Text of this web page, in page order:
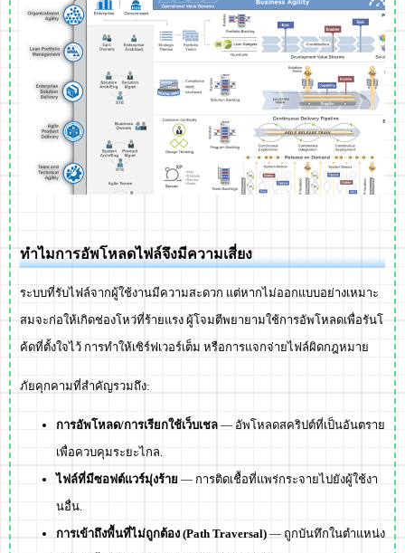
ทำไมการอัพโหลดไฟล์จึงมีความเสี่ยง
ระบบที่รับไฟล์จากผู้ใช้งานมีความสะดวก แต่หากไม่ออกแบบอย่างเหมาะ
สมจะก่อให้เกิดช่องโหว่ที่ร้ายแรง ผู้โจมตีพยายามใช้การอัพโหลดเพื่อรันโ
ค้ดที่ตั้งใจไว้ การทำให้เซิร์ฟเวอร์เต็ม หรือการแจกจ่ายไฟล์ผิดกฎหมาย
ภัยคุกคามที่สำคัญรวมถึง:
การอัพโหลด/การเรียกใช้เว็บเชล — อัพโหลดสคริปต์ที่เป็นอันตราย
เพื่อควบคุมระยะไกล.
ไฟล์ที่มีซอฟต์แวร์มุ่งร้าย — การติดเชื้อที่แพร่กระจายไปยังผู้ใช้งา
นอื่น.
การเข้าถึงพื้นที่ไม่ถูกต้อง (Path Traversal) — ถูกบันทึกในตำแหน่ง